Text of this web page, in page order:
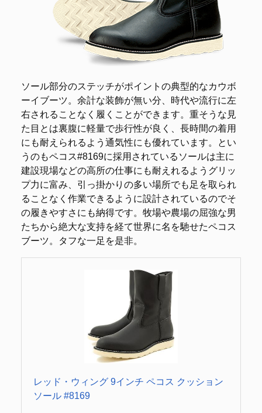
ソール部分のステッチがポイントの典型的なカウボ
ーイブーツ。余計な装飾が無い分、時代や流行に左
右されることなく履くことができます。重そうな見
た目とは裏腹に軽量で歩行性が良く、長時間の着用
にも耐えられるよう通気性にも優れています。とい
うのもペコス#8169に採用されているソールは主に
建設現場などの高所の仕事にも耐えれるようグリッ
プ力に富み、引っ掛かりの多い場所でも足を取られ
ることなく作業できるように設計されているのでそ
の履きやすさにも納得です。牧場や農場の屈強な男
たちから絶大な支持を経て世界に名を馳せたペコス
ブーツ。タフな一足を是非。
レッド・ウィング 9インチ ペコス クッション
ソール #8169